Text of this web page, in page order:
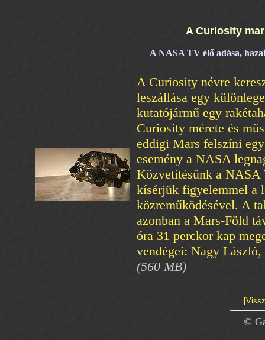
A Curiosity
A NASA TV élő adása,
A Curiosity névre
leszállása egy
kutatójármű egy
Curiosity mérete és
eddigi Mars felszíni
esemény a NASA
Közvetítésünk a NASA
kísérjük figyelemmel a
közreműködésével. A
azonban a Mars-Föld
óra 31 perckor kap
vendégei: Nagy
(560 MB)
©